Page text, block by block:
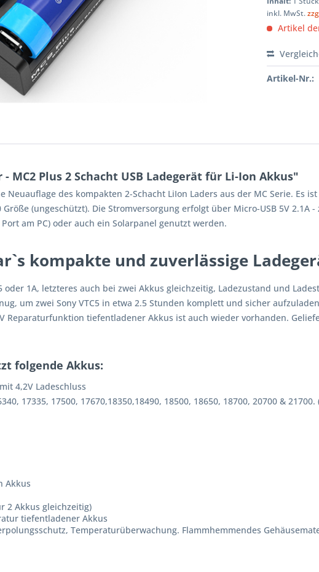
inkl. MwSt.
Artikel
Artikel-Nr.:
Plus 2 Schacht USB Ladegerät für Li-Ion Akkus"
Neuauflage des kompakten 2-Schacht LiIon Laders aus der MC Serie. Es
(ungeschützt). Die Stromversorgung erfolgt über Micro-USB 5V 2.1A
am PC) oder auch ein Solarpanel genutzt werden.
kompakte und zuverlässige
oder 1A, letzteres auch bei zwei Akkus gleichzeitig, Ladezustand und
um zwei Sony VTC5 in etwa 2.5 Stunden komplett und sicher
Reparaturfunktion tiefentladener Akkus ist auch wieder vorhanden.
folgende Akkus:
4,2V Ladeschluss
17335, 17500, 17670,18350,18490, 18500, 18650, 18700, 20700 &
Akkus
2 Akkus gleichzeitig)
tiefentladener Akkus
Temperaturüberwachung. Flammhemmendes